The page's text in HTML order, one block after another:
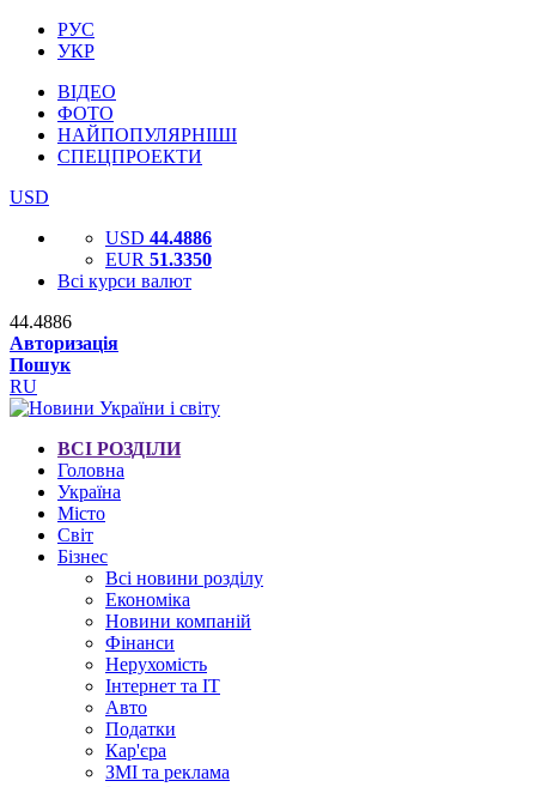
РУС
УКР
ВІДЕО
ФОТО
НАЙПОПУЛЯРНІШІ
СПЕЦПРОЕКТИ
USD
USD 44.4886
EUR 51.3350
Всі курси валют
44.4886
Авторизація
Пошук
RU
ВСІ РОЗДІЛИ
Головна
Україна
Місто
Світ
Бізнес
Всі новини розділу
Економіка
Новини компаній
Фінанси
Нерухомість
Інтернет та IT
Авто
Податки
Кар'єра
ЗМІ та реклама